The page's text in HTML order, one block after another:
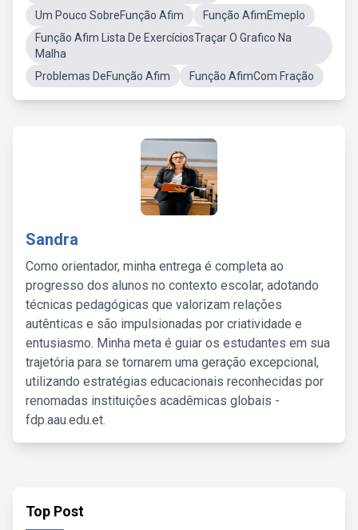
Um Pouco SobreFunção Afim
Função AfimEmeplo
Função Afim Lista De ExercíciosTraçar O Grafico Na
Malha
Problemas DeFunção Afim
Função AfimCom Fração
Sandra
Como orientador, minha entrega é completa ao
progresso dos alunos no contexto escolar, adotando
técnicas pedagógicas que valorizam relações
autênticas e são impulsionadas por criatividade e
entusiasmo. Minha meta é guiar os estudantes em sua
trajetória para se tornarem uma geração excepcional,
utilizando estratégias educacionais reconhecidas por
renomadas instituições acadêmicas globais -
fdp.aau.edu.et.
Top Post